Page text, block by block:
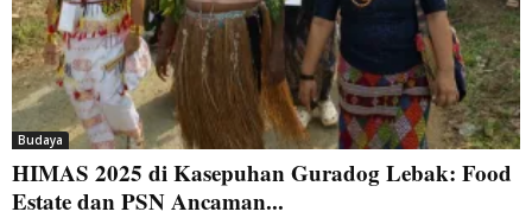
Budaya
HIMAS 2025 di Kasepuhan Guradog Lebak: Food
Estate dan PSN Ancaman...